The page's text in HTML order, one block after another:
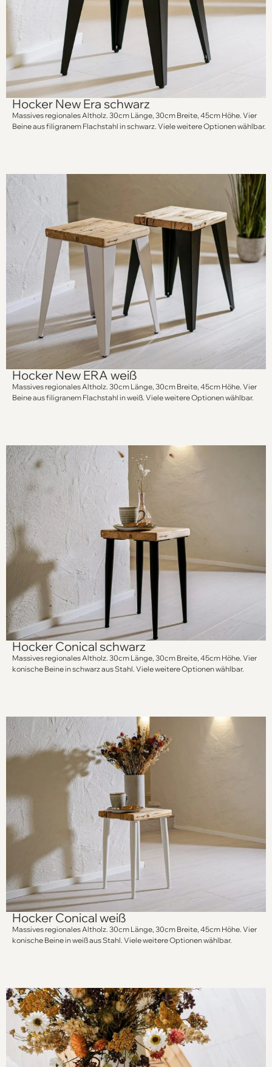
Hocker New Era schwarz
Massives regionales Altholz. 30cm Länge, 30cm Breite, 45cm Höhe. Vier
Beine aus filigranem Flachstahl in schwarz. Viele weitere Optionen wählbar.
Hocker New ERA weiß
Massives regionales Altholz. 30cm Länge, 30cm Breite, 45cm Höhe. Vier
Beine aus filigranem Flachstahl in weiß. Viele weitere Optionen wählbar.
Hocker Conical schwarz
Massives regionales Altholz. 30cm Länge, 30cm Breite, 45cm Höhe. Vier
konische Beine in schwarz aus Stahl. Viele weitere Optionen wählbar.
Hocker Conical weiß
Massives regionales Altholz. 30cm Länge, 30cm Breite, 45cm Höhe. Vier
konische Beine in weiß aus Stahl. Viele weitere Optionen wählbar.